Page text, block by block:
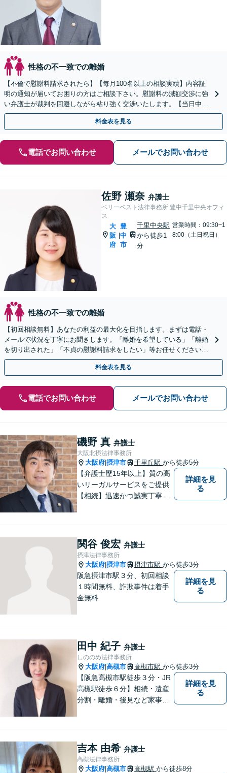
性格の不一致での離婚
【不倫で慰謝料請求されたら】【毎月100名以上の相談実績】内容証
明の通知が届いてお困りの方はご相談下さい。慰謝料の減額交渉に強
い弁護士が裁判を回避しながら粘り強く交渉いたします。【当日中の
相談可(予約制)】【関西エリア全域対応】
料金表を見る
電話でお問い合わせ メールでお問い合わせ
佐野 瀬奈 弁護士
ベリーベスト法律事務所 豊中千里中央オフィ
ス
大
阪
府
豊
中
市
千里中央駅
から徒歩1
分
営業時間：09:30~1
8:00（土日祝日）
性格の不一致での離婚
【初回相談無料】あなたの利益の最大化を目指します。まずは電話・
メールで状況を丁寧にお聞きします。「離婚を希望している」「離婚
を切り出された」「不貞の慰謝料請求をしたい」等お任せください。
【リーズナブルな料金設定】
料金表を見る
電話でお問い合わせ メールでお問い合わせ
磯野 真 弁護士
大阪北摂法律事務所
大阪府 摂津市 千里丘駅 から徒歩5分
【弁護士歴15年以上】質の高
いリーガルサービスをご提供
【相続】迅速かつ誠実丁寧な
作成／企業間トラブル／問題
社員の対応など。顧問契約も
可【オンライン面談】【千里
丘駅5分】
詳細を見
る
関谷 俊宏 弁護士
摂津法律事務所
大阪府 摂津市 摂津市駅 から徒歩3分
阪急摂津市駅３分、初回相談
１時間無料、詐欺事件は着手
金無料
詳細を見
る
田中 紀子 弁護士
しののめ法律事務所
大阪府 高槻市 高槻市駅 から徒歩3分
【阪急高槻市駅徒歩３分・JR
高槻駅徒歩６分】相続・遺産
分割・離婚・後見など家事事
はご相談ください。
詳細を見
る
吉本 由希 弁護士
高槻法律事務所
大阪府 高槻市 高槻駅 から徒歩8分